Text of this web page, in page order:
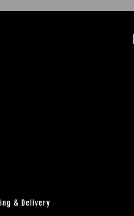
& Delivery